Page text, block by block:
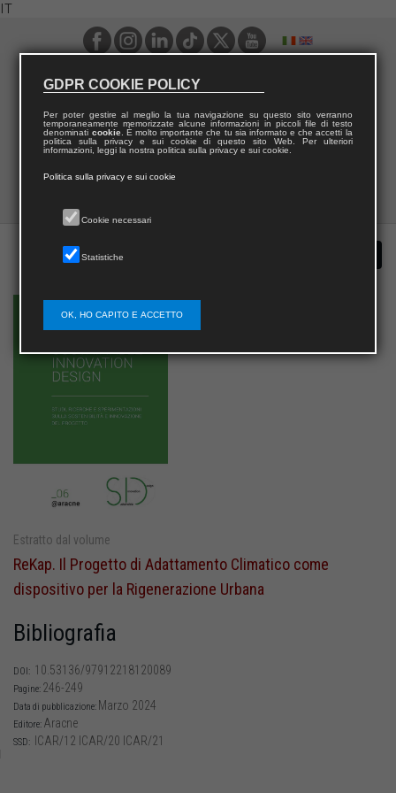
IT
Estratto dal volume
ReKap. Il Progetto di Adattamento Climatico come
dispositivo per la Rigenerazione Urbana
Bibliografia
DOI: 10.53136/97912218120089
Pagine: 246-249
Data di pubblicazione: Marzo 2024
Editore: Aracne
SSD: ICAR/12 ICAR/20 ICAR/21
GDPR COOKIE POLICY
Per poter gestire al meglio la tua navigazione su questo sito verranno
temporaneamente memorizzate alcune informazioni in piccoli file di testo
denominati cookie. È molto importante che tu sia informato e che accetti la
politica sulla privacy e sui cookie di questo sito Web. Per ulteriori
informazioni, leggi la nostra politica sulla privacy e sui cookie.
Politica sulla privacy e sui cookie
Cookie necessari
Statistiche
OK, HO CAPITO E ACCETTO